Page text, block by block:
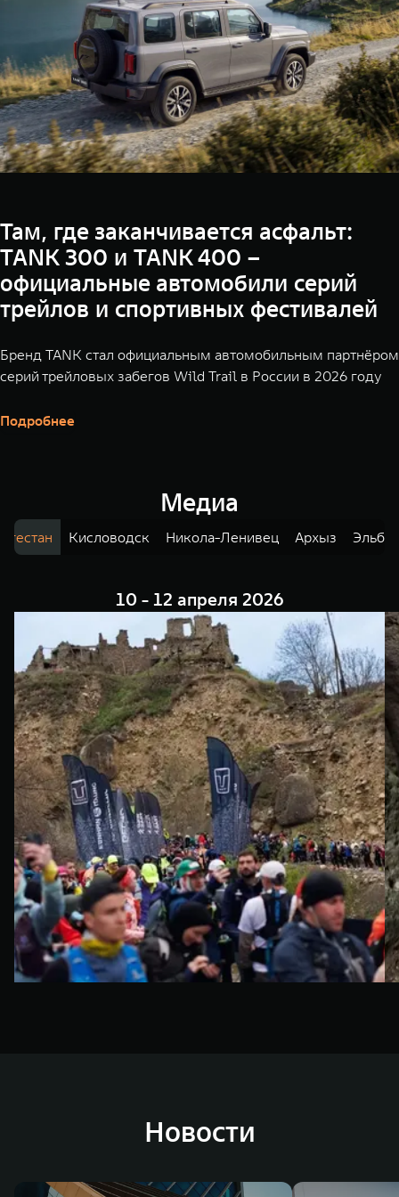
Там, где заканчивается асфальт:
TANK 300 и TANK 400 –
официальные автомобили серий
трейлов и спортивных фестивалей
Бренд TANK стал официальным автомобильным партнёром
серий трейловых забегов Wild Trail в России в 2026 году
Подробнее
Медиа
Кисловодск Никола-Ленивец Архыз
10 - 12 апреля 2026
Новости